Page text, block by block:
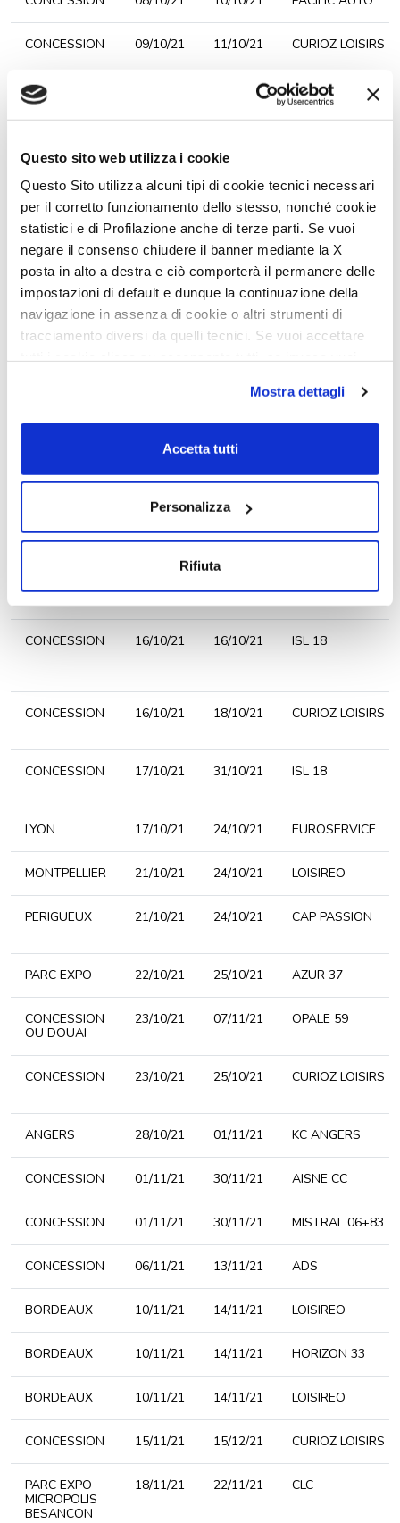
Questo sito web utilizza i cookie
Questo Sito utilizza alcuni tipi di cookie tecnici necessari
per il corretto funzionamento dello stesso, nonché cookie
statistici e di Profilazione anche di terze parti. Se vuoi
negare il consenso chiudere il banner mediante la X
posta in alto a destra e ciò comporterà il permanere delle
impostazioni di default e dunque la continuazione della
navigazione in assenza di cookie o altri strumenti di
tracciamento diversi da quelli tecnici. Se vuoi accettare
su acconsento selezionati. Se vuoi saperne di più clicca
qui. Cliccando sul tasto "Acconsento" permetti l'utilizzo
Mostra dettagli
Accetta tutti
Personalizza
Rifiuta
CONCESSION 09/10/21 11/10/21 CURIOZ LOISIRS
CONCESSION 16/10/21 CLM LAVAL 53
CONCESSION 14/10/21 24/10/21 SUD OUEST CC
CONCESSION 14/10/21 17/10/21 CLC 60
MARTIGUES 14/10/21 17/10/21 TPL 13
15/10/21 17/10/21
BREST 15/10/21 18/10/21
BONJOUR
BREST 15/10/21 18/10/21 PACIFIC AUTO
CONCESSION 16/10/21 16/10/21 ISL 18
CONCESSION 16/10/21 18/10/21 CURIOZ LOISIRS
CONCESSION 17/10/21 31/10/21 ISL 18
LYON 17/10/21 24/10/21 EUROSERVICE
MONTPELLIER 21/10/21 24/10/21 LOISIREO
PERIGUEUX 21/10/21 24/10/21 CAP PASSION
PARC EXPO 22/10/21 25/10/21 AZUR 37
CONCESSION
OU DOUAI
23/10/21 07/11/21 OPALE 59
CONCESSION 23/10/21 25/10/21 CURIOZ LOISIRS
ANGERS 28/10/21 01/11/21 KC ANGERS
CONCESSION 01/11/21 30/11/21 AISNE CC
CONCESSION 01/11/21 30/11/21 MISTRAL 06+83
CONCESSION 06/11/21 13/11/21 ADS
BORDEAUX 10/11/21 14/11/21 LOISIREO
BORDEAUX 10/11/21 14/11/21 HORIZON 33
BORDEAUX 10/11/21 14/11/21 LOISIREO
CONCESSION 15/11/21 15/12/21 CURIOZ LOISIRS
PARC EXPO
MICROPOLIS
BESANCON
18/11/21 22/11/21 CLC